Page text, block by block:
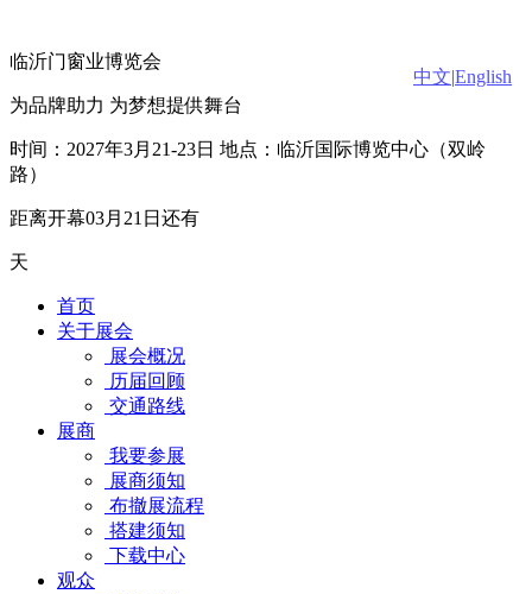
中文|English
临沂门窗业博览会
为品牌助力 为梦想提供舞台
时间：2027年3月21-23日 地点：临沂国际博览中心（双岭
路）
距离开幕03月21日还有
天
首页
关于展会
展会概况
历届回顾
交通路线
展商
我要参展
展商须知
布撤展流程
搭建须知
下载中心
观众